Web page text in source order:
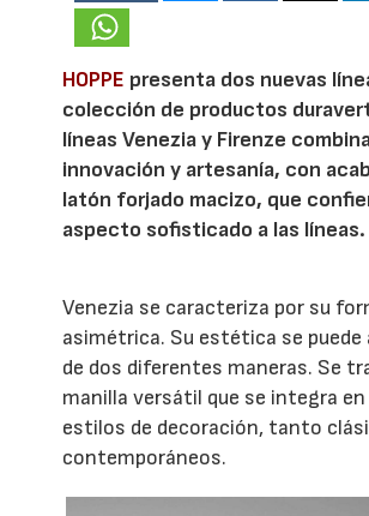
HOPPE presenta dos nuevas
colección de productos
líneas Venezia y Firenze
innovación y artesanía, con
latón forjado macizo, que
aspecto sofisticado a las líneas.
Venezia se caracteriza por su
asimétrica. Su estética se puede
de dos diferentes maneras. Se
manilla versátil que se integra
estilos de decoración, tanto
contemporáneos.